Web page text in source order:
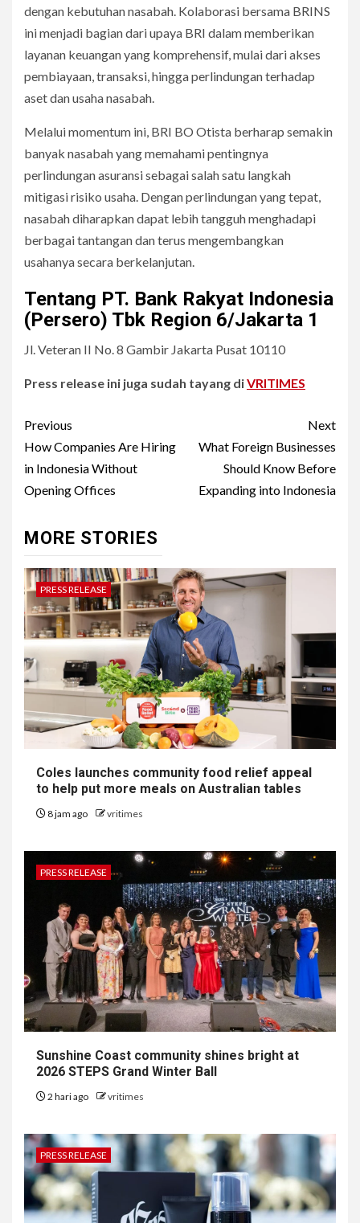
dengan kebutuhan nasabah. Kolaborasi bersama BRINS
ini menjadi bagian dari upaya BRI dalam memberikan
layanan keuangan yang komprehensif, mulai dari akses
pembiayaan, transaksi, hingga perlindungan terhadap
aset dan usaha nasabah.
Melalui momentum ini, BRI BO Otista berharap semakin
banyak nasabah yang memahami pentingnya
perlindungan asuransi sebagai salah satu langkah
mitigasi risiko usaha. Dengan perlindungan yang tepat,
nasabah diharapkan dapat lebih tangguh menghadapi
berbagai tantangan dan terus mengembangkan
usahanya secara berkelanjutan.
Tentang PT. Bank Rakyat Indonesia
(Persero) Tbk Region 6/Jakarta 1
Jl. Veteran II No. 8 Gambir Jakarta Pusat 10110
Press release ini juga sudah tayang diVRITIMES
Post
navigation
Previous
How Companies Are Hiring
in Indonesia Without
Opening Offices
Next
What Foreign Businesses
Should Know Before
Expanding into Indonesia
MORE STORIES
PRESS RELEASE
Coles launches community food relief appeal
to help put more meals on Australian tables
8 jam ago vritimes
PRESS RELEASE
Sunshine Coast community shines bright at
2026 STEPS Grand Winter Ball
2 hari ago vritimes
PRESS RELEASE